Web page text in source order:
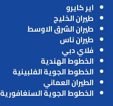
اير كايرو
طيران الخليج
طيران الشرق الاوسط
طيران ناس
فلاي دبي
الخطوط الهندية
الخطوط الجوية الفلبينية
الطيران العماني
الخطوط الجوية السنغافورية